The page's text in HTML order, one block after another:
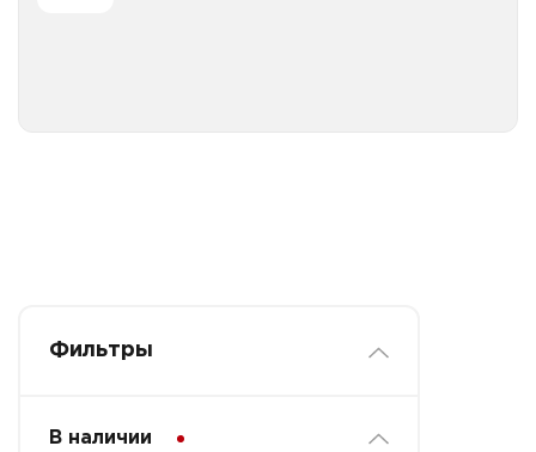
Фильтры
В наличии